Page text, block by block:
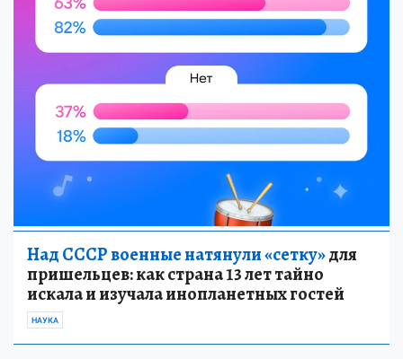
Над СССР военные натянули «сетку»для
пришельцев: как страна 13 лет тайно
искала и изучала инопланетных гостей
НАУКА